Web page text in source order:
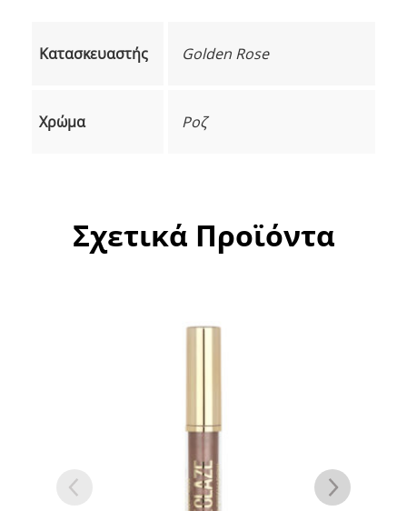
Κατασκευαστής Golden Rose
Χρώμα Ροζ
Σχετικά Προϊόντα